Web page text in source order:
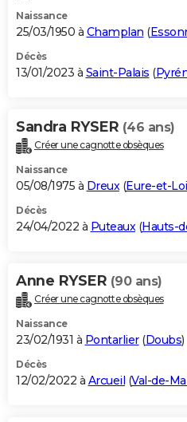
Naissance
25/03/1950 à Champlan (
Décès
13/01/2023 à Saint-Palais (
Sandra RYSER (46 ans)
Créer une cagnotte obsèques
Naissance
05/08/1975 à Dreux(Eure-et-
Décès
24/04/2022 à Puteaux(Hauts-
Anne RYSER (90 ans)
Créer une cagnotte obsèques
Naissance
23/02/1931 à Pontarlier(Doubs)
Décès
12/02/2022 à Arcueil (Val-de-